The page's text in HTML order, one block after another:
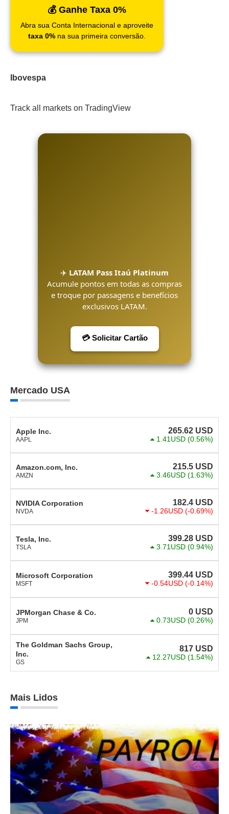
💰 Ganhe Taxa 0%
Abra sua Conta Internacional e aproveite
taxa 0% na sua primeira conversão.
Ibovespa
Track all markets on TradingView
✈️ LATAM Pass Itaú Platinum
Acumule pontos em todas as compras
e troque por passagens e benefícios
exclusivos LATAM.
💳 Solicitar Cartão
Mercado USA
Apple Inc.
AAPL
265.62 USD
1.41USD (0.56%)
Amazon.com, Inc.
AMZN
215.5 USD
3.46USD (1.63%)
NVIDIA Corporation
NVDA
182.4 USD
-1.26USD (-0.69%)
Tesla, Inc.
TSLA
399.28 USD
3.71USD (0.94%)
Microsoft Corporation
MSFT
399.44 USD
-0.54USD (-0.14%)
JPMorgan Chase & Co.
JPM
0 USD
0.73USD (0.26%)
The Goldman Sachs Group,
Inc.
GS
817 USD
12.27USD (1.54%)
Mais Lidos